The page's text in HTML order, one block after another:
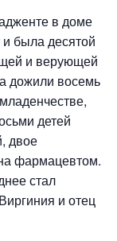
в доме
была десятой
и верующей
дожили восемь
детей
двое
фармацевтом.
стал
и отец